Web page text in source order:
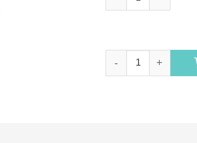
Infusión Mixes